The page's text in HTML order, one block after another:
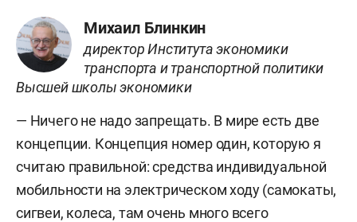
Михаил Блинкин
директор Института экономики
транспорта и транспортной политики
Высшей школы экономики
— Ничего не надо запрещать. В мире есть две
концепции. Концепция номер один, которую я
считаю правильной: средства индивидуальной
мобильности на электрическом ходу (самокаты,
сигвеи, колеса, там очень много всего